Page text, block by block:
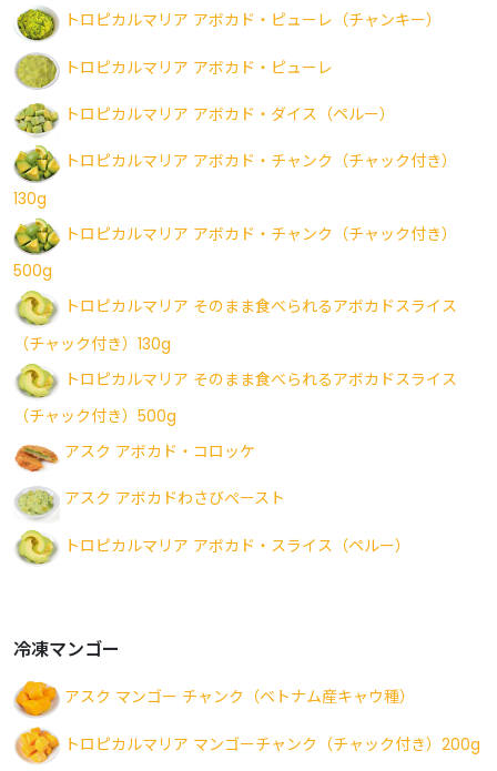
トロピカルマリア アボカド・ピューレ（チャンキー）
トロピカルマリア アボカド・ピューレ
トロピカルマリア アボカド・ダイス（ペルー）
トロピカルマリア アボカド・チャンク（チャック付き）
130g
トロピカルマリア アボカド・チャンク（チャック付き）
500g
トロピカルマリア そのまま食べられるアボカドスライス
（チャック付き）130g
トロピカルマリア そのまま食べられるアボカドスライス
（チャック付き）500g
アスク アボカド・コロッケ
アスク アボカドわさびぺースト
トロピカルマリア アボカド・スライス（ペルー）
冷凍マンゴー
アスク マンゴー チャンク（ベトナム産キャウ種）
トロピカルマリア マンゴーチャンク（チャック付き）200g